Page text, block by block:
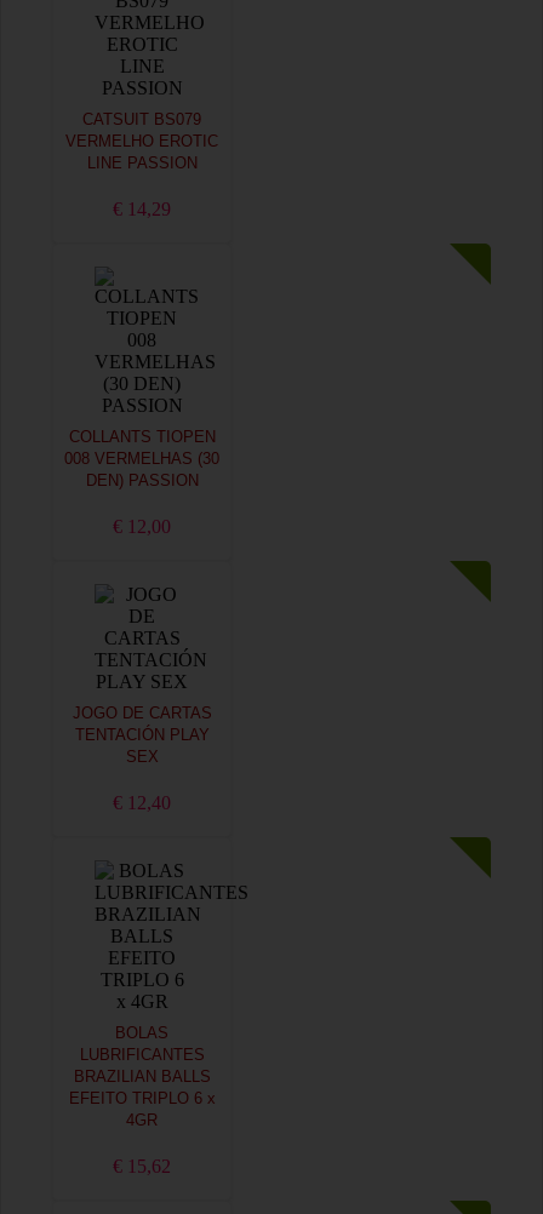
CATSUIT BS079
VERMELHO EROTIC
LINE PASSION
€ 14,29
COLLANTS TIOPEN
008 VERMELHAS (30
DEN) PASSION
€ 12,00
JOGO DE CARTAS
TENTACIÓN PLAY
SEX
€ 12,40
BOLAS
LUBRIFICANTES
BRAZILIAN BALLS
EFEITO TRIPLO 6 x
4GR
€ 15,62